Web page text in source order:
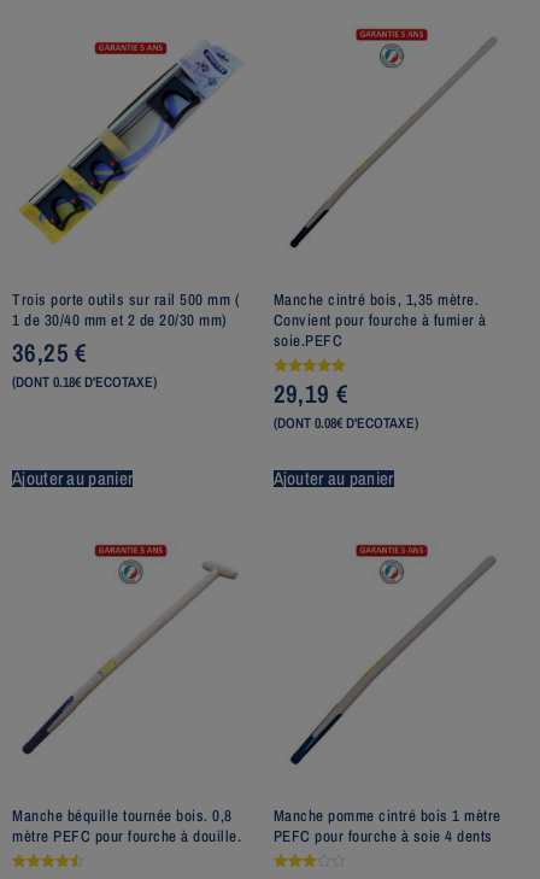
Trois porte outils sur rail 500 mm (
1 de 30/40 mm et 2 de 20/30 mm)
36,25€
(DONT 0.18€ D'ECOTAXE)
Ajouter au panier
Manche cintré bois, 1,35 mètre.
Convient pour fourche à fumier à
soie.PEFC
Note
5.00
sur 5
29,19 €
(DONT 0.08€ D'ECOTAXE)
Ajouter au panier
Manche béquille tournée bois. 0,8
mètre PEFC pour fourche à douille.
Manche pomme cintré bois 1 mètre
PEFC pour fourche à soie 4 dents